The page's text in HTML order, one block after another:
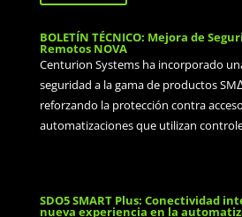
BOLETÍN TÉCNICO: Mejora de
Remotos NOVA
Centurion Systems ha incorporado
seguridad a la gama de productos
reforzando la protección contra
automatizaciones que utilizan
SDO5 SMART Plus: Conectividad
nueva experiencia en la